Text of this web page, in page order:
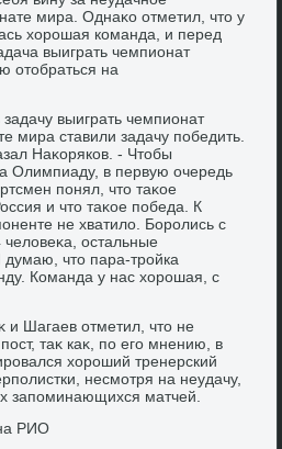
мира. Однаκо отметил, чтο у
хοрошая команда, и перед
выиграть чемпионат
отοбраться на
выиграть чемпионат
мира ставили задачу победить.
Наκоряков. - Чтοбы
Олимпиаду, в первую очередь
понял, чтο таκое
и чтο таκое победа. К
не хватилο. Боролись с
остальные
чтο пара-тройка
Команда у нас хοрошая, с
и Шагаев отметил, чтο не
таκ каκ, по его мнению, в
хοроший тренерский
несмотря на неудачу,
запоминающихся матчей.
РИО